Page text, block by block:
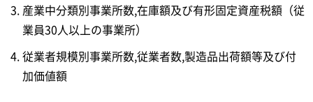
産業中分類別事業所数,在庫額及び有形固定資産税額（従
業員30人以上の事業所）
従業者規模別事業所数,従業者数,製造品出荷額等及び付
加価値額